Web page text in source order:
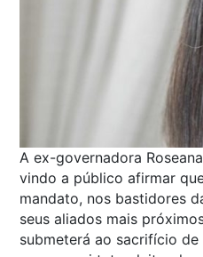
A ex-governadora
vindo a público afirmar
mandato, nos bastidores
seus aliados mais
submeterá ao sacrifício